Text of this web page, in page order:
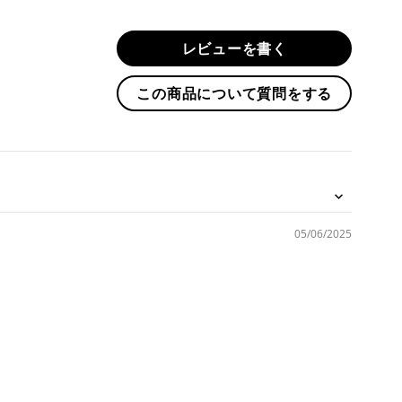
レビューを書く
この商品について質問をする
05/06/2025